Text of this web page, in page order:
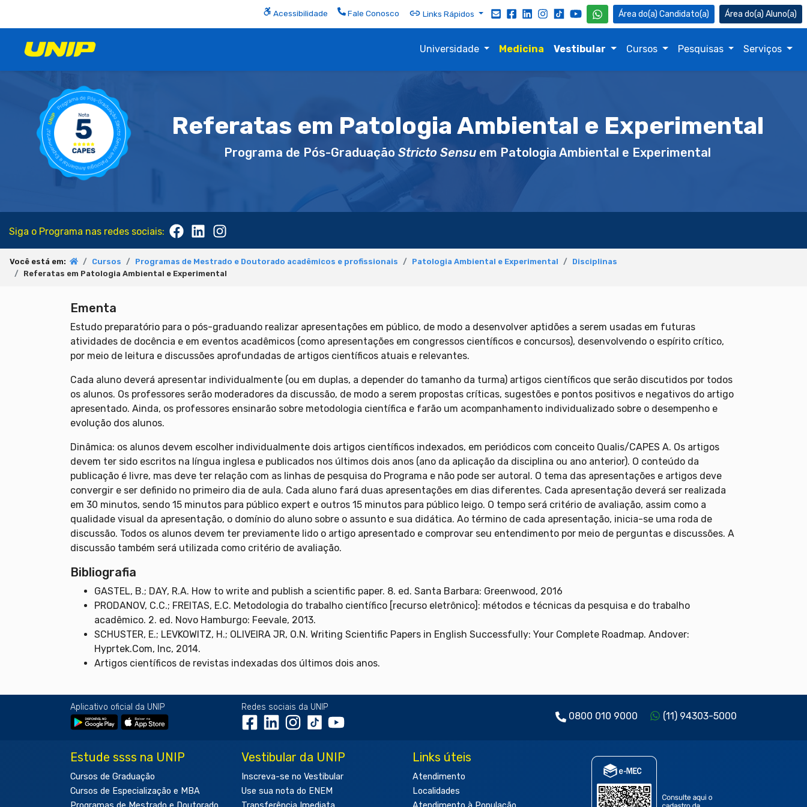
Acessibilidade Fale Conosco Links Rápidos Candidato(a) Aluno(a)
Universidade Medicina Vestibular Cursos Pesquisas Serviços
Referatas em Patologia Ambiental e Experimental
Programa de Pós-Graduação Stricto Sensu em Patologia Ambiental e Experimental
Siga o Programa nas redes sociais:
Você está em: Cursos Programas de Mestrado e Doutorado acadêmicos e profissionais Patologia Ambiental e Experimental
Disciplinas
Referatas em Patologia Ambiental e Experimental
Ementa
Estudo preparatório para o pós-graduando realizar apresentações em público, de modo a desenvolver aptidões a serem usadas em futuras
atividades de docência e em eventos acadêmicos (como apresentações em congressos científicos e concursos), desenvolvendo o espírito crítico,
por meio de leitura e discussões aprofundadas de artigos científicos atuais e relevantes.
Cada aluno deverá apresentar individualmente (ou em duplas, a depender do tamanho da turma) artigos científicos que serão discutidos por todos
os alunos. Os professores serão moderadores da discussão, de modo a serem propostas críticas, sugestões e pontos positivos e negativos do artigo
apresentado. Ainda, os professores ensinarão sobre metodologia científica e farão um acompanhamento individualizado sobre o desempenho e
evolução dos alunos.
Dinâmica: os alunos devem escolher individualmente dois artigos científicos indexados, em periódicos com conceito Qualis/CAPES A. Os artigos
devem ter sido escritos na língua inglesa e publicados nos últimos dois anos (ano da aplicação da disciplina ou ano anterior). O conteúdo da
publicação é livre, mas deve ter relação com as linhas de pesquisa do Programa e não pode ser autoral. O tema das apresentações e artigos deve
convergir e ser definido no primeiro dia de aula. Cada aluno fará duas apresentações em dias diferentes. Cada apresentação deverá ser realizada
em 30 minutos, sendo 15 minutos para público expert e outros 15 minutos para público leigo. O tempo será critério de avaliação, assim como a
qualidade visual da apresentação, o domínio do aluno sobre o assunto e sua didática. Ao término de cada apresentação, inicia-se uma roda de
discussão. Todos os alunos devem ter previamente lido o artigo apresentado e comprovar seu entendimento por meio de perguntas e discussões. A
discussão também será utilizada como critério de avaliação.
Bibliografia
GASTEL, B.; DAY, R.A. How to write and publish a scientific paper. 8. ed. Santa Barbara: Greenwood, 2016
PRODANOV, C.C.; FREITAS, E.C. Metodologia do trabalho científico [recurso eletrônico]: métodos e técnicas da pesquisa e do trabalho
acadêmico. 2. ed. Novo Hamburgo: Feevale, 2013.
SCHUSTER, E.; LEVKOWITZ, H.; OLIVEIRA JR, O.N. Writing Scientific Papers in English Successfully: Your Complete Roadmap. Andover:
Hyprtek.Com, Inc, 2014.
Artigos científicos de revistas indexadas dos últimos dois anos.
Aplicativo oficial da UNIP Redes sociais da UNIP
0800 010 9000 (11) 94303-5000
Estude ssss na UNIP
Cursos de Graduação
Cursos de Especialização e MBA
Vestibular da UNIP
Inscreva-se no Vestibular
Use sua nota do ENEM
Links úteis
Atendimento
Localidades